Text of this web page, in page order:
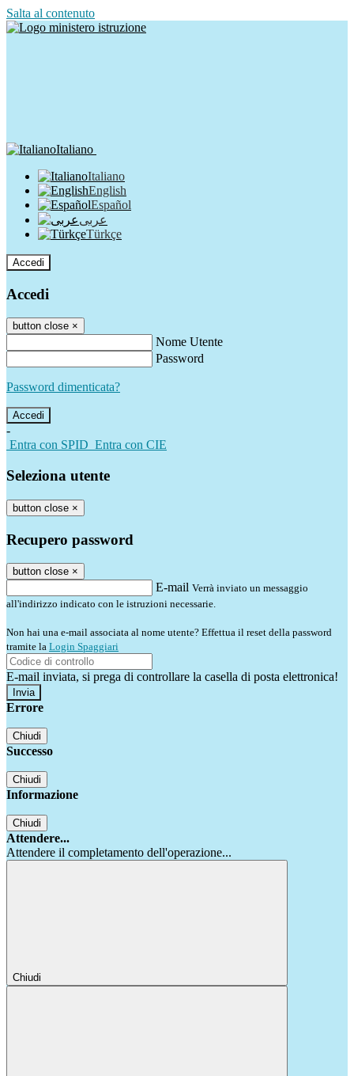
Salta al contenuto
Italiano
Italiano
English
Español
عربى
Türkçe
Accedi
Accedi
button close ×
Nome Utente
Password
Password dimenticata?
-
Entra con SPID Entra con CIE
Seleziona utente
button close ×
Recupero password
button close ×
E-mail Verrà inviato un messaggio
all'indirizzo indicato con le istruzioni necessarie.
Non hai una e-mail associata al nome utente? Effettua il reset della password
tramite la Login Spaggiari
E-mail inviata, si prega di controllare la casella di posta elettronica!
Errore
Chiudi
Successo
Chiudi
Informazione
Chiudi
Attendere...
Attendere il completamento dell'operazione...
Chiudi